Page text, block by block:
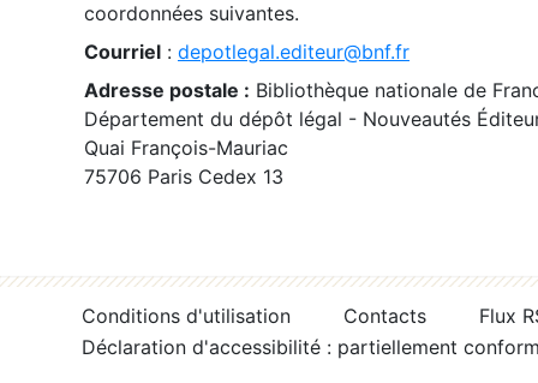
coordonnées suivantes.
Courriel : depotlegal.editeur@bnf.fr
Adresse postale : Bibliothèque nationale de
Département du dépôt légal - Nouveautés
Quai François-Mauriac
75706 Paris Cedex 13
Conditions d'utilisation Contacts
Flux
Déclaration d'accessibilité : partiellement